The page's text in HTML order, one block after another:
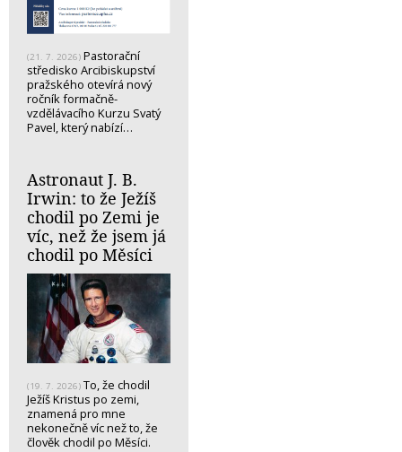
(21. 7. 2026) Pastorační
středisko Arcibiskupství
pražského otevírá nový
ročník formačně-
vzdělávacího Kurzu Svatý
Pavel, který nabízí…
Astronaut J. B.
Irwin: to že Ježíš
chodil po Zemi je
víc, než že jsem já
chodil po Měsíci
(19. 7. 2026) To, že chodil
Ježíš Kristus po zemi,
znamená pro mne
nekonečně víc než to, že
člověk chodil po Měsíci.